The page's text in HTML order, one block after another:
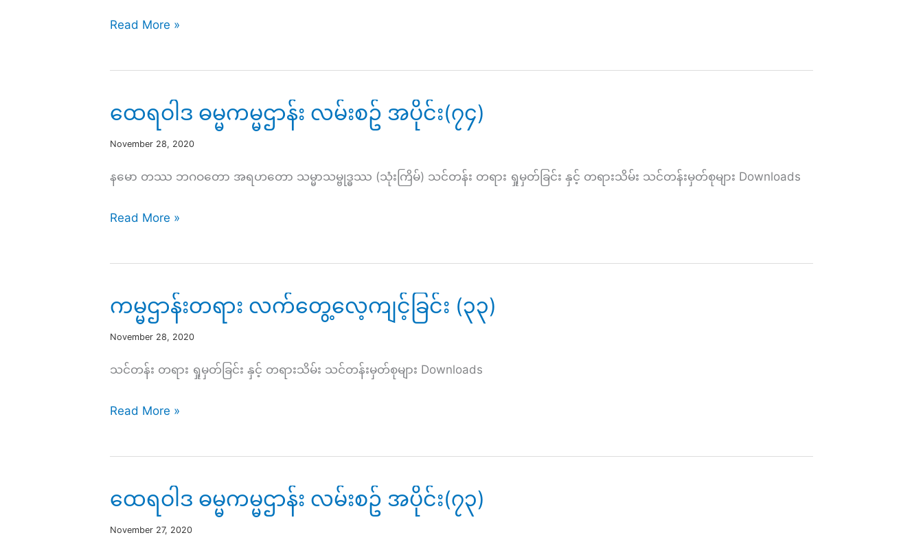
ကမ္မဌာန်း
လက်တွေ့
ကျ
င့်
Read More »
ထေရဝါဒ ဓမ္မကမ္မဌာန်း လမ်းစဥ် အပိုင်း(၇၄)
November 28, 2020
နမော တဿ ဘဂဝတော အရဟတော သမ္မာသမ္ဗုဒ္ဓဿ (သုံးကြိမ်) သင်တန်း တရား ရှုမှတ်ခြင်း နှင့် တရားသိမ်း သင်တန်းမှတ်စုများ Downloads
ထေ
ဝါဒ
ကမ္မဌာန်း
လမ်း
Read More »
ကမ္မဌာန်းတရား လက်တွေ့လေ့ကျင့်ခြင်း (၃၃)
November 28, 2020
သင်တန်း တရား ရှုမှတ်ခြင်း နှင့် တရားသိမ်း သင်တန်းမှတ်စုများ Downloads
ကမ္မဌာန်း
လက်တွေ့
ကျ
င့်
Read More »
ထေရဝါဒ ဓမ္မကမ္မဌာန်း လမ်းစဥ် အပိုင်း(၇၃)
November 27, 2020